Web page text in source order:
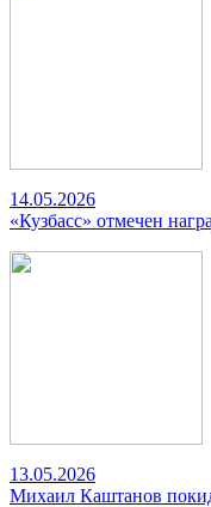
14.05.2026
«Кузбасс» отмечен
13.05.2026
Михаил Каштанов